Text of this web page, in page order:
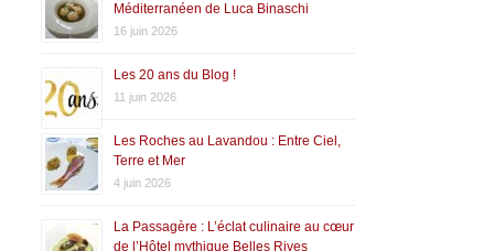
Méditerranéen de Luca Binaschi
16 juin 2026
Les 20 ans du Blog !
11 juin 2026
Les Roches au Lavandou : Entre Ciel,
Terre et Mer
4 juin 2026
La Passagère : L’éclat culinaire au cœur
de l’Hôtel mythique Belles Rives